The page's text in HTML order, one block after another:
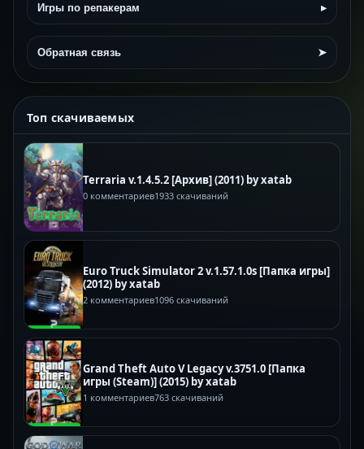
Игры по репакерам ▸
Обратная связь ➤
Топ скачиваемых
Terraria v.1.4.5.2 [Архив] (2011) by xatab
0 комментариев1933 скачиваний
Euro Truck Simulator 2 v.1.57.1.0s [Папка игры]
(2012) by xatab
2 комментариев1096 скачиваний
Grand Theft Auto V Legacy v.3751.0 [Папка
игры (Steam)] (2015) by xatab
1 комментариев763 скачиваний